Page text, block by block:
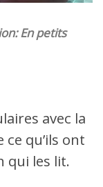
En petits
avec la
ce qu’ils ont
qui les lit.